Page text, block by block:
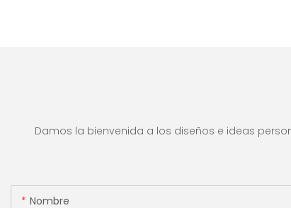
Damos la bienvenida a los diseños e ideas
Nombre